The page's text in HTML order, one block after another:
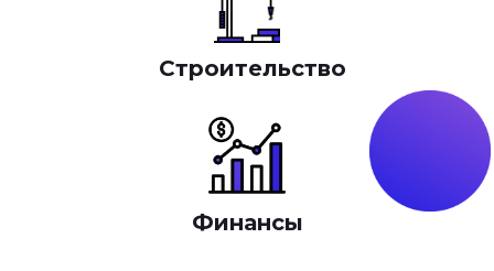
Строительство
Финансы